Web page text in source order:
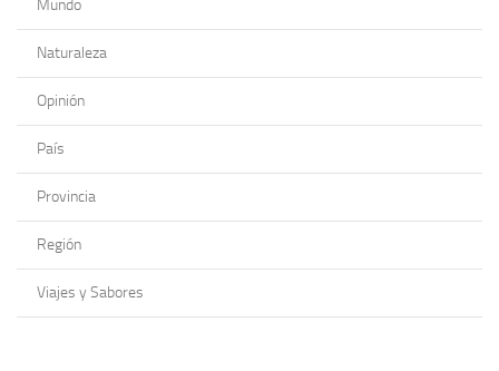
Mundo
Naturaleza
Opinión
País
Provincia
Región
Viajes y Sabores